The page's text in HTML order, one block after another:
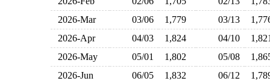
2026-Mar
03/06 1,779 03/13
2026-Apr
04/03 1,824 04/10
2026-May
05/01 1,802 05/08
2026-Jun
06/05 1,832 06/12